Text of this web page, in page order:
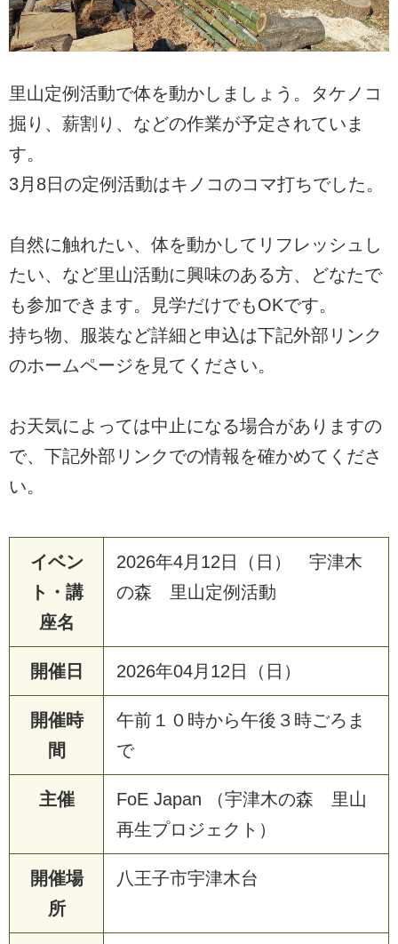
里山定例活動で体を動かしましょう。タケノコ
掘り、薪割り、などの作業が予定されていま
す。
3月8日の定例活動はキノコのコマ打ちでした。
自然に触れたい、体を動かしてリフレッシュし
たい、など里山活動に興味のある方、どなたで
も参加できます。見学だけでもOKです。
持ち物、服装など詳細と申込は下記外部リンク
のホームページを見てください。
お天気によっては中止になる場合がありますの
で、下記外部リンクでの情報を確かめてくださ
い。
イベン
ト・講
座名
2026年4月12日（日） 宇津木
の森 里山定例活動
開催日 2026年04月12日（日）
開催時
間
午前１０時から午後３時ごろま
で
主催
FoE Japan （宇津木の森 里山
再生プロジェクト）
開催場
所
八王子市宇津木台